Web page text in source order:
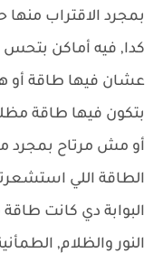
بمجرد الاقتراب
كدا, فيه أماكن بتحس
عشان فيها طاقة أو
بتكون فيها طاقة
أو مش مرتاح بمجرد
الطاقة اللي
البوابة دي كانت
النور والظلام,